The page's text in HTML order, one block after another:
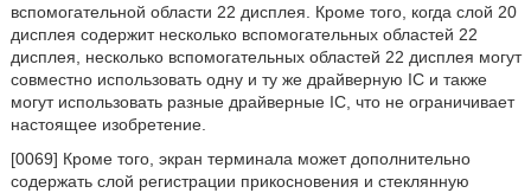
вспомогательной области 22 дисплея. Кроме того, когда слой 20
дисплея содержит несколько вспомогательных областей 22
дисплея, несколько вспомогательных областей 22 дисплея могут
совместно использовать одну и ту же драйверную IC и также
могут использовать разные драйверные IC, что не ограничивает
настоящее изобретение.
[0069] Кроме того, экран терминала может дополнительно
содержать слой регистрации прикосновения и стеклянную